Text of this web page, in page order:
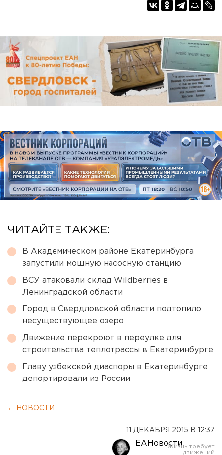
ЧИТАЙТЕ ТАКЖЕ:
В Академическом районе Екатеринбурга
запустили мощную насосную станцию
ВСУ атаковали склад Wildberries в
Ленинградской области
Город в Свердловской области подтопило
несуществующее озеро
Движение перекроют в переулке для
строительства теплотрассы в Екатеринбурге
Главу узбекской диаспоры в Екатеринбурге
депортировали из России
← НОВОСТИ
11 ДЕКАБРЯ 2015 В 12:37
ЕАНовости